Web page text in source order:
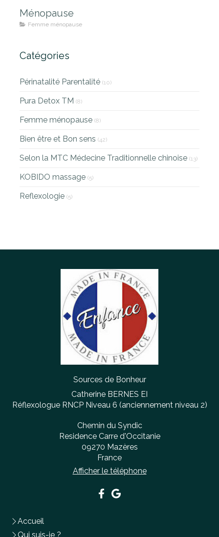
Ménopause
Femme ménopause
Catégories
Périnatalité Parentalité (10)
Pura Detox TM (8)
Femme ménopause (8)
Bien être et Bon sens (42)
Selon la MTC Médecine Traditionnelle chinoise (13)
KOBIDO massage (5)
Reflexologie (5)
Sources de Bonheur
Catherine BERNES EI
Réflexologue RNCP Niveau 6 (anciennement niveau 2)
Chemin du Syndic
Residence Carre d'Occitanie
09270 Mazères
France
Afficher le téléphone
Accueil
Qui suis-je ?